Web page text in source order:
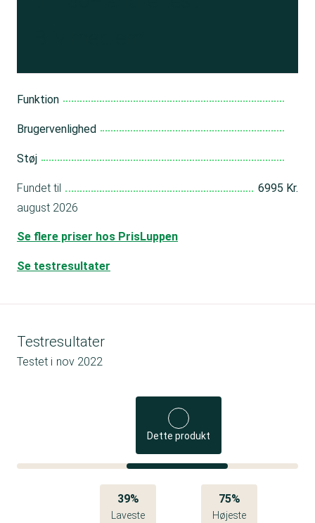
Funktion
Brugervenlighed
Støj
Fundet til
6995 Kr.
august 2026
Se flere priser hos PrisLuppen
Se testresultater
Testresultater
Testet i nov 2022
Dette produkt
39%
Laveste
75%
Højeste